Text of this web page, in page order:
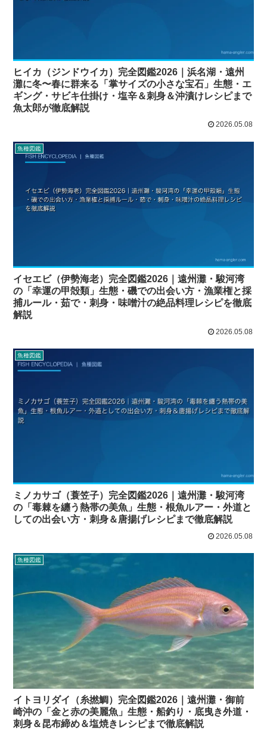
ヒイカ（ジンドウイカ）完全図鑑2026｜浜名湖・遠州
灘に冬〜春に群来る「掌サイズの小さな宝石」生態・エ
ギング・サビキ仕掛け・塩辛＆刺身＆沖漬けレシピまで
魚太郎が徹底解説
2026.05.08
魚種図鑑
イセエビ（伊勢海老）完全図鑑2026｜遠州灘・駿河湾
の「幸運の甲殻類」生態・磯での出会い方・漁業権と採
捕ルール・茹で・刺身・味噌汁の絶品料理レシピを徹底
解説
2026.05.08
魚種図鑑
ミノカサゴ（蓑笠子）完全図鑑2026｜遠州灘・駿河湾
の「毒棘を纏う熱帯の美魚」生態・根魚ルアー・外道と
しての出会い方・刺身＆唐揚げレシピまで徹底解説
2026.05.08
魚種図鑑
イトヨリダイ（糸撚鯛）完全図鑑2026｜遠州灘・御前
崎沖の「金と赤の美麗魚」生態・船釣り・底曳き外道・
刺身＆昆布締め＆塩焼きレシピまで徹底解説